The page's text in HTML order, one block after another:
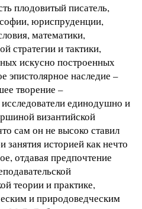
плодовитый писатель,
юриспруденции,
математики,
стратегии и тактики,
искусно построенных
эпистолярное наследие –
творение –
единодушно и
византийской
сам он не высоко ставил
занятия историей как нечто
отдавая предпочтение
теории и практике,
и природоведческим